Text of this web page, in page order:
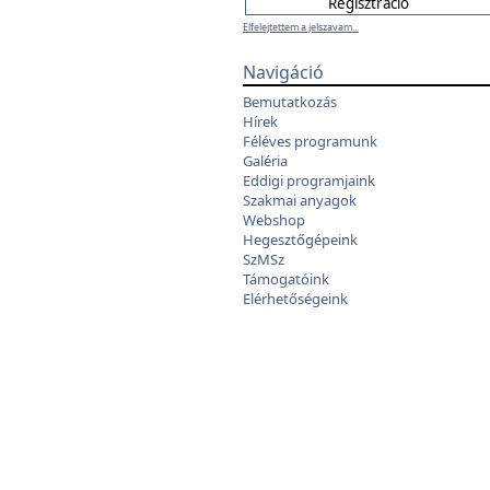
Elfelejtettem a jelszavam...
Navigáció
Bemutatkozás
Hírek
Féléves programunk
Galéria
Eddigi programjaink
Szakmai anyagok
Webshop
Hegesztőgépeink
SzMSz
Támogatóink
Elérhetőségeink